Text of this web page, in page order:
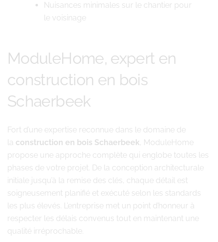
Nuisances minimales sur le chantier pour
le voisinage
ModuleHome, expert en
construction en bois
Schaerbeek
Fort d’une expertise reconnue dans le domaine de
la construction en bois Schaerbeek , ModuleHome
propose une approche complète qui englobe toutes les
phases de votre projet. De la conception architecturale
initiale jusqu’à la remise des clés, chaque détail est
soigneusement planifié et exécuté selon les standards
les plus élevés. L’entreprise met un point d’honneur à
respecter les délais convenus tout en maintenant une
qualité irréprochable.